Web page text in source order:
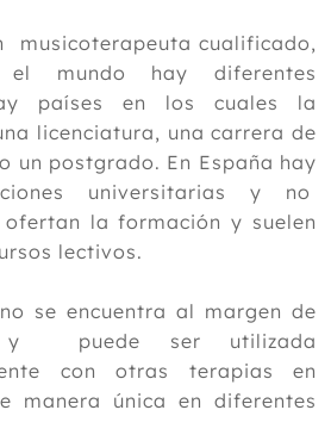
musicoterapeuta cualificado,
el mundo hay diferentes
países en los cuales la
licenciatura, una carrera de
un postgrado. En España hay
universitarias y no
la formación y suelen
lectivos.
se encuentra al margen de
y puede ser utilizada
con otras terapias en
manera única en diferentes